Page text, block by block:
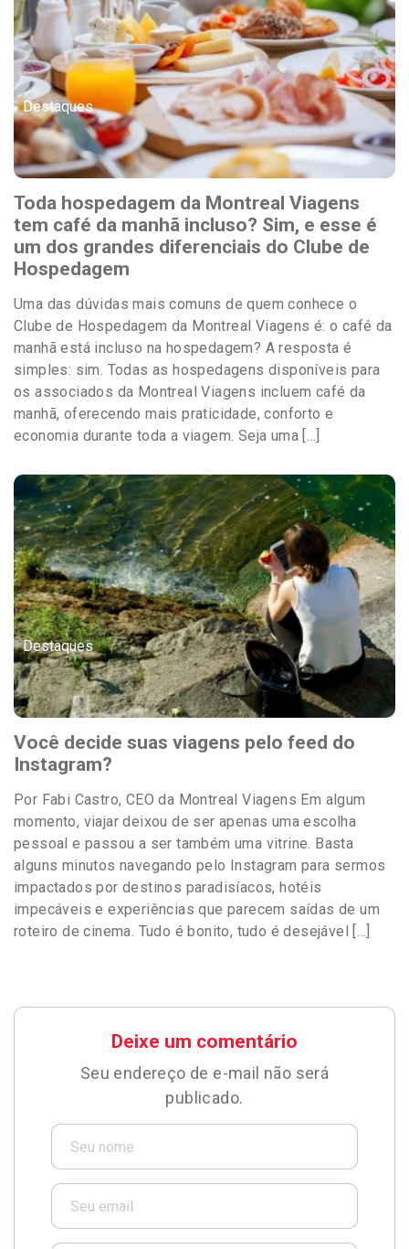
Destaques
Toda hospedagem da Montreal Viagens
tem café da manhã incluso? Sim, e esse é
um dos grandes diferenciais do Clube de
Hospedagem
Uma das dúvidas mais comuns de quem conhece o
Clube de Hospedagem da Montreal Viagens é: o café da
manhã está incluso na hospedagem? A resposta é
simples: sim. Todas as hospedagens disponíveis para
os associados da Montreal Viagens incluem café da
manhã, oferecendo mais praticidade, conforto e
economia durante toda a viagem. Seja uma […]
Destaques
Você decide suas viagens pelo feed do
Instagram?
Por Fabi Castro, CEO da Montreal Viagens Em algum
momento, viajar deixou de ser apenas uma escolha
pessoal e passou a ser também uma vitrine. Basta
alguns minutos navegando pelo Instagram para sermos
impactados por destinos paradisíacos, hotéis
impecáveis e experiências que parecem saídas de um
roteiro de cinema. Tudo é bonito, tudo é desejável […]
Deixe um comentário
Seu endereço de e-mail não será
publicado.